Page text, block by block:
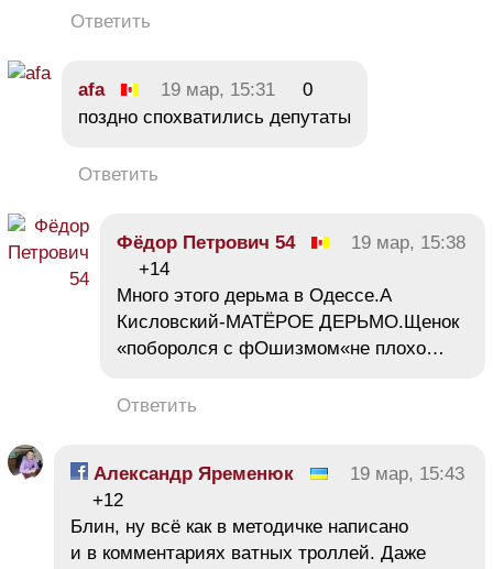
Ответить
afa 19 мар, 15:31
0
поздно спохватились депутаты
Ответить
Фёдор Петрович 54
19 мар, 15:38
+14
Много этого дерьма в Одессе.А
Кисловский-МАТЁРОЕ ДЕРЬМО.Щенок
«поборолся с фОшизмом«не плохо…
Ответить
Александр Яременюк
19 мар, 15:43
+12
Блин, ну всё как в методичке написано
и в комментариях ватных троллей. Даже